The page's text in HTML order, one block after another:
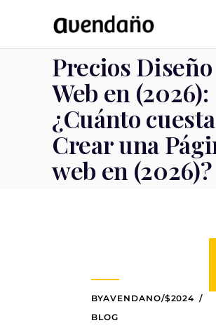
Precios Diseño
Web en (2026):
¿Cuánto cuesta
Crear una
web en (2026)?
BYAVENDANO/$2024
BLOG